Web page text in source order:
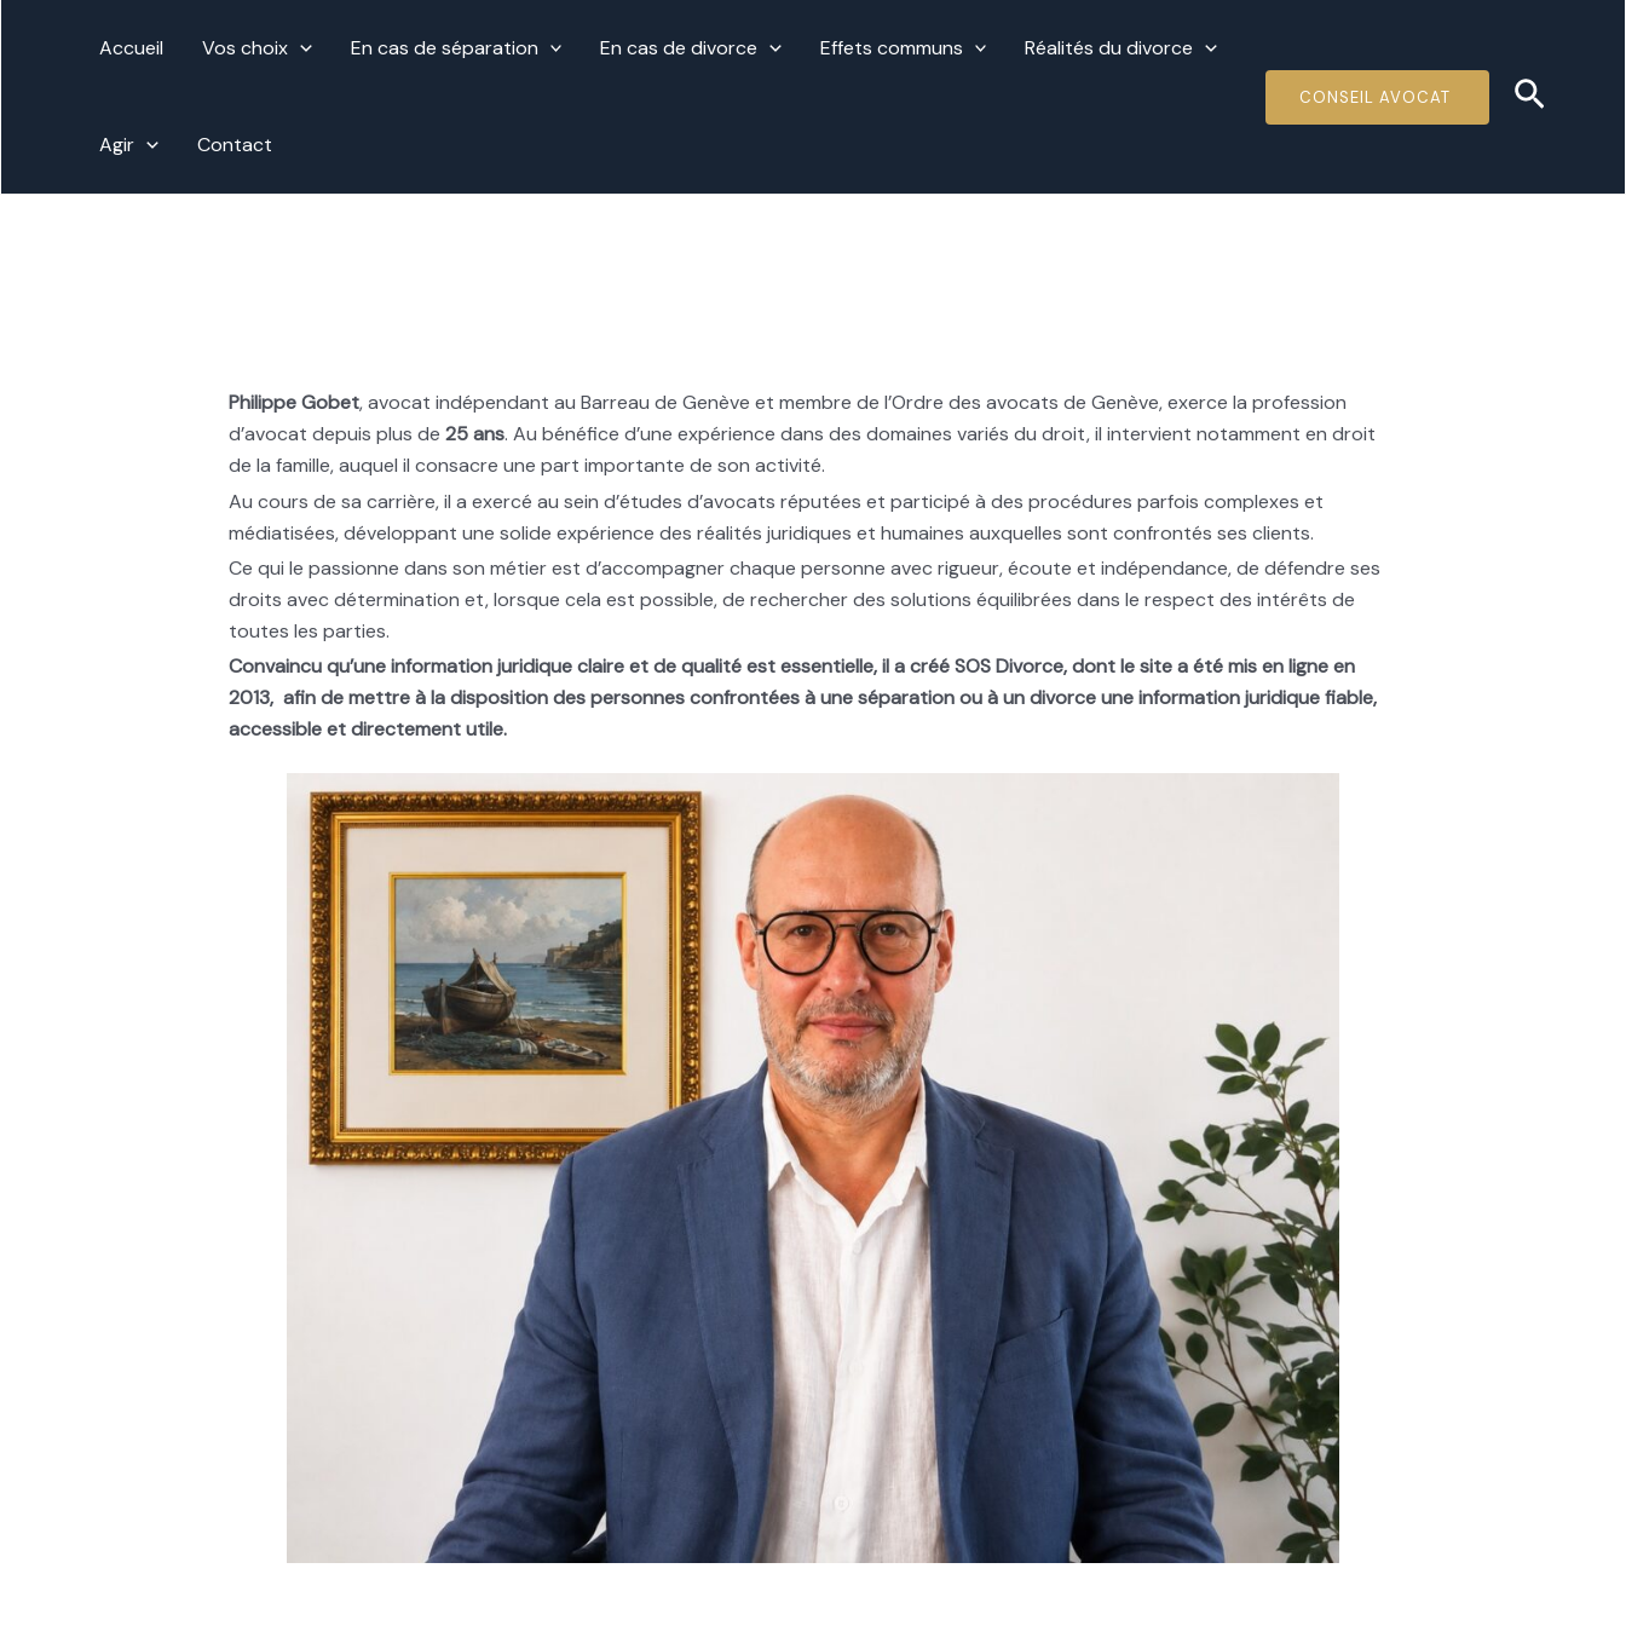
Accueil Vos choix En cas de séparation En cas de divorce Effets communs Réalités du divorce
Agir Contact
CONSEIL AVOCAT
Philippe Gobet, avocat indépendant au Barreau de Genève et membre de l’Ordre des avocats de Genève, exerce la profession
d’avocat depuis plus de 25 ans. Au bénéfice d’une expérience dans des domaines variés du droit, il intervient notamment en droit
de la famille, auquel il consacre une part importante de son activité.
Au cours de sa carrière, il a exercé au sein d’études d’avocats réputées et participé à des procédures parfois complexes et
médiatisées, développant une solide expérience des réalités juridiques et humaines auxquelles sont confrontés ses clients.
Ce qui le passionne dans son métier est d’accompagner chaque personne avec rigueur, écoute et indépendance, de défendre ses
droits avec détermination et, lorsque cela est possible, de rechercher des solutions équilibrées dans le respect des intérêts de
toutes les parties.
Convaincu qu’une information juridique claire et de qualité est essentielle, il a créé SOS Divorce, dont le site a été mis en ligne en
2013, afin de mettre à la disposition des personnes confrontées à une séparation ou à un divorce une information juridique fiable,
accessible et directement utile.